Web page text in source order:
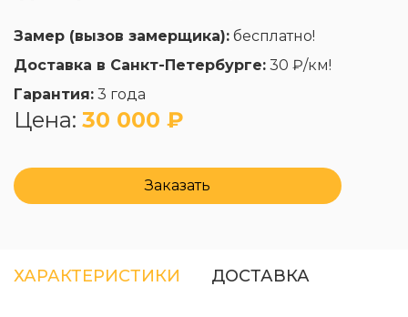
Замер (вызов замерщика): бесплатно!
Доставка в Санкт-Петербурге: 30 ₽/км!
Гарантия: 3 года
Цена: 30 000 ₽
Заказать
ХАРАКТЕРИСТИКИ ДОСТАВКА